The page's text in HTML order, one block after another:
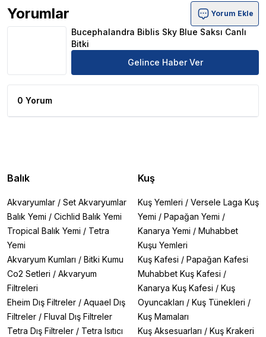
Yorumlar
Bucephalandra Biblis Sky Blue Saksı Canlı Bitki Ürün
Yorum Ekle
Bucephalandra Biblis Sky Blue Saksı Canlı
Bitki
Gelince Haber Ver
0 Yorum
Balık
Akvaryumlar / Set Akvaryumlar
Balık Yemi / Cichlid Balık Yemi
Tropical Balık Yemi / Tetra
Yemi
Akvaryum Kumları / Bitki Kumu
Co2 Setleri / Akvaryum
Filtreleri
Eheim Dış Filtreler / Aquael Dış
Filtreler / Fluval Dış Filtreler
Tetra Dış Filtreler / Tetra Isıtıcı
Kuş
Kuş Yemleri / Versele Laga Kuş
Yemi / Papağan Yemi /
Kanarya Yemi / Muhabbet
Kuşu Yemleri
Kuş Kafesi / Papağan Kafesi
Muhabbet Kuş Kafesi /
Kanarya Kuş Kafesi / Kuş
Oyuncakları / Kuş Tünekleri /
Kuş Mamaları
Kuş Aksesuarları / Kuş Krakeri